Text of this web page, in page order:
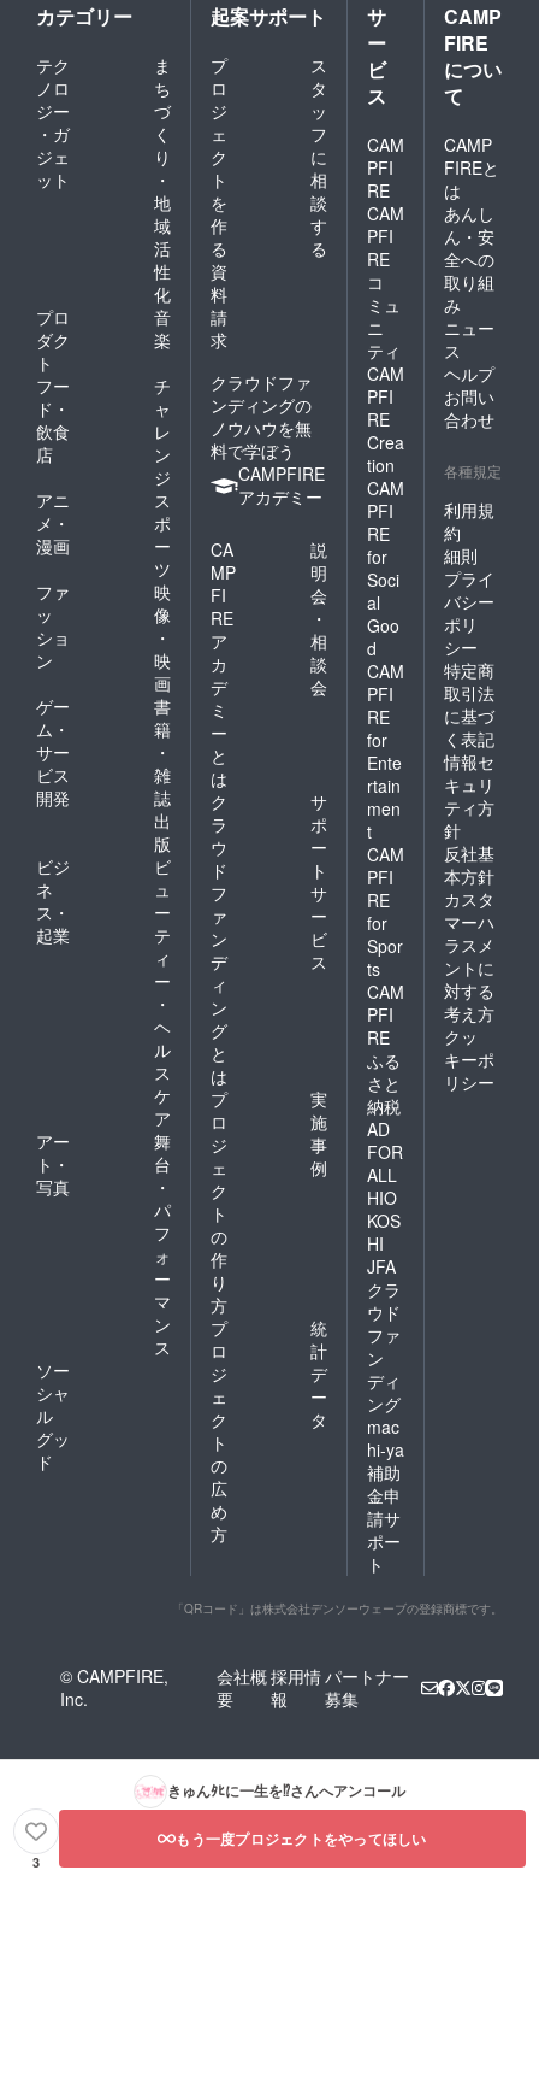
カテゴリー
テク
ノロ
ジー
・ガ
ジェ
ット
ま
ち
づ
く
り
・
地
域
活
性
化
プロ
ダク
ト
音
楽
フー
ド・
飲食
店
チ
ャ
レ
ン
ジ
アニ
メ・
漫画
ス
ポ
ー
ツ
ファ
ッ
ショ
ン
映
像
・
映
画
ゲー
ム・
サー
ビス
開発
書
籍
・
雑
誌
出
版
ビジ
ネ
ス・
起業
ビ
ュ
ー
テ
ィ
ー
・
ヘ
ル
ス
ケ
ア
アー
ト・
写真
舞
台
・
パ
フ
ォ
ー
マ
ン
ス
ソー
シャ
ル
グッ
ド
起案サポート
プ
ロ
ジ
ェ
ク
ト
を
作
る
ス
タ
ッ
フ
に
相
談
す
る
資
料
請
求
クラウドファ
ンディングの
ノウハウを無
料で学ぼう
CAMPFIRE
アカデミー
CA
MP
FI
RE
ア
カ
デ
ミ
ー
と
は
説
明
会
・
相
談
会
ク
ラ
ウ
ド
フ
ァ
ン
デ
ィ
ン
グ
と
は
サ
ポ
ー
ト
サ
ー
ビ
ス
プ
ロ
ジ
ェ
ク
ト
の
作
り
方
実
施
事
例
プ
ロ
ジ
ェ
ク
ト
の
広
め
方
統
計
デ
ー
タ
サ
ー
ビ
ス
CAM
PFI
RE
CAM
PFI
RE
コ
ミュ
ニ
ティ
CAM
PFI
RE
Crea
tion
CAM
PFI
RE
for
Soci
al
Goo
d
CAM
PFI
RE
for
Ente
rtain
men
t
CAM
PFI
RE
for
Spor
ts
CAM
PFI
RE
ふる
さと
納税
AD
FOR
ALL
HIO
KOS
HI
JFA
クラ
ウド
ファ
ン
ディ
ング
mac
hi-ya
補助
金申
請サ
ポー
ト
CAMP
FIRE
につい
て
CAMP
FIREと
は
あんし
ん・安
全への
取り組
み
ニュー
ス
ヘルプ
お問い
合わせ
各種規定
利用規
約
細則
プライ
バシー
ポリ
シー
特定商
取引法
に基づ
く表記
情報セ
キュリ
ティ方
針
反社基
本方針
カスタ
マーハ
ラスメ
ントに
対する
考え方
クッ
キーポ
リシー
「QRコード」は株式会社デンソーウェーブの登録商標です。
© CAMPFIRE,
Inc.
会社概
要
採用情
報
パートナー
募集
きゅんﾀﾋに一生を⁉︎さんへアンコール
3
もう一度プロジェクトをやってほしい